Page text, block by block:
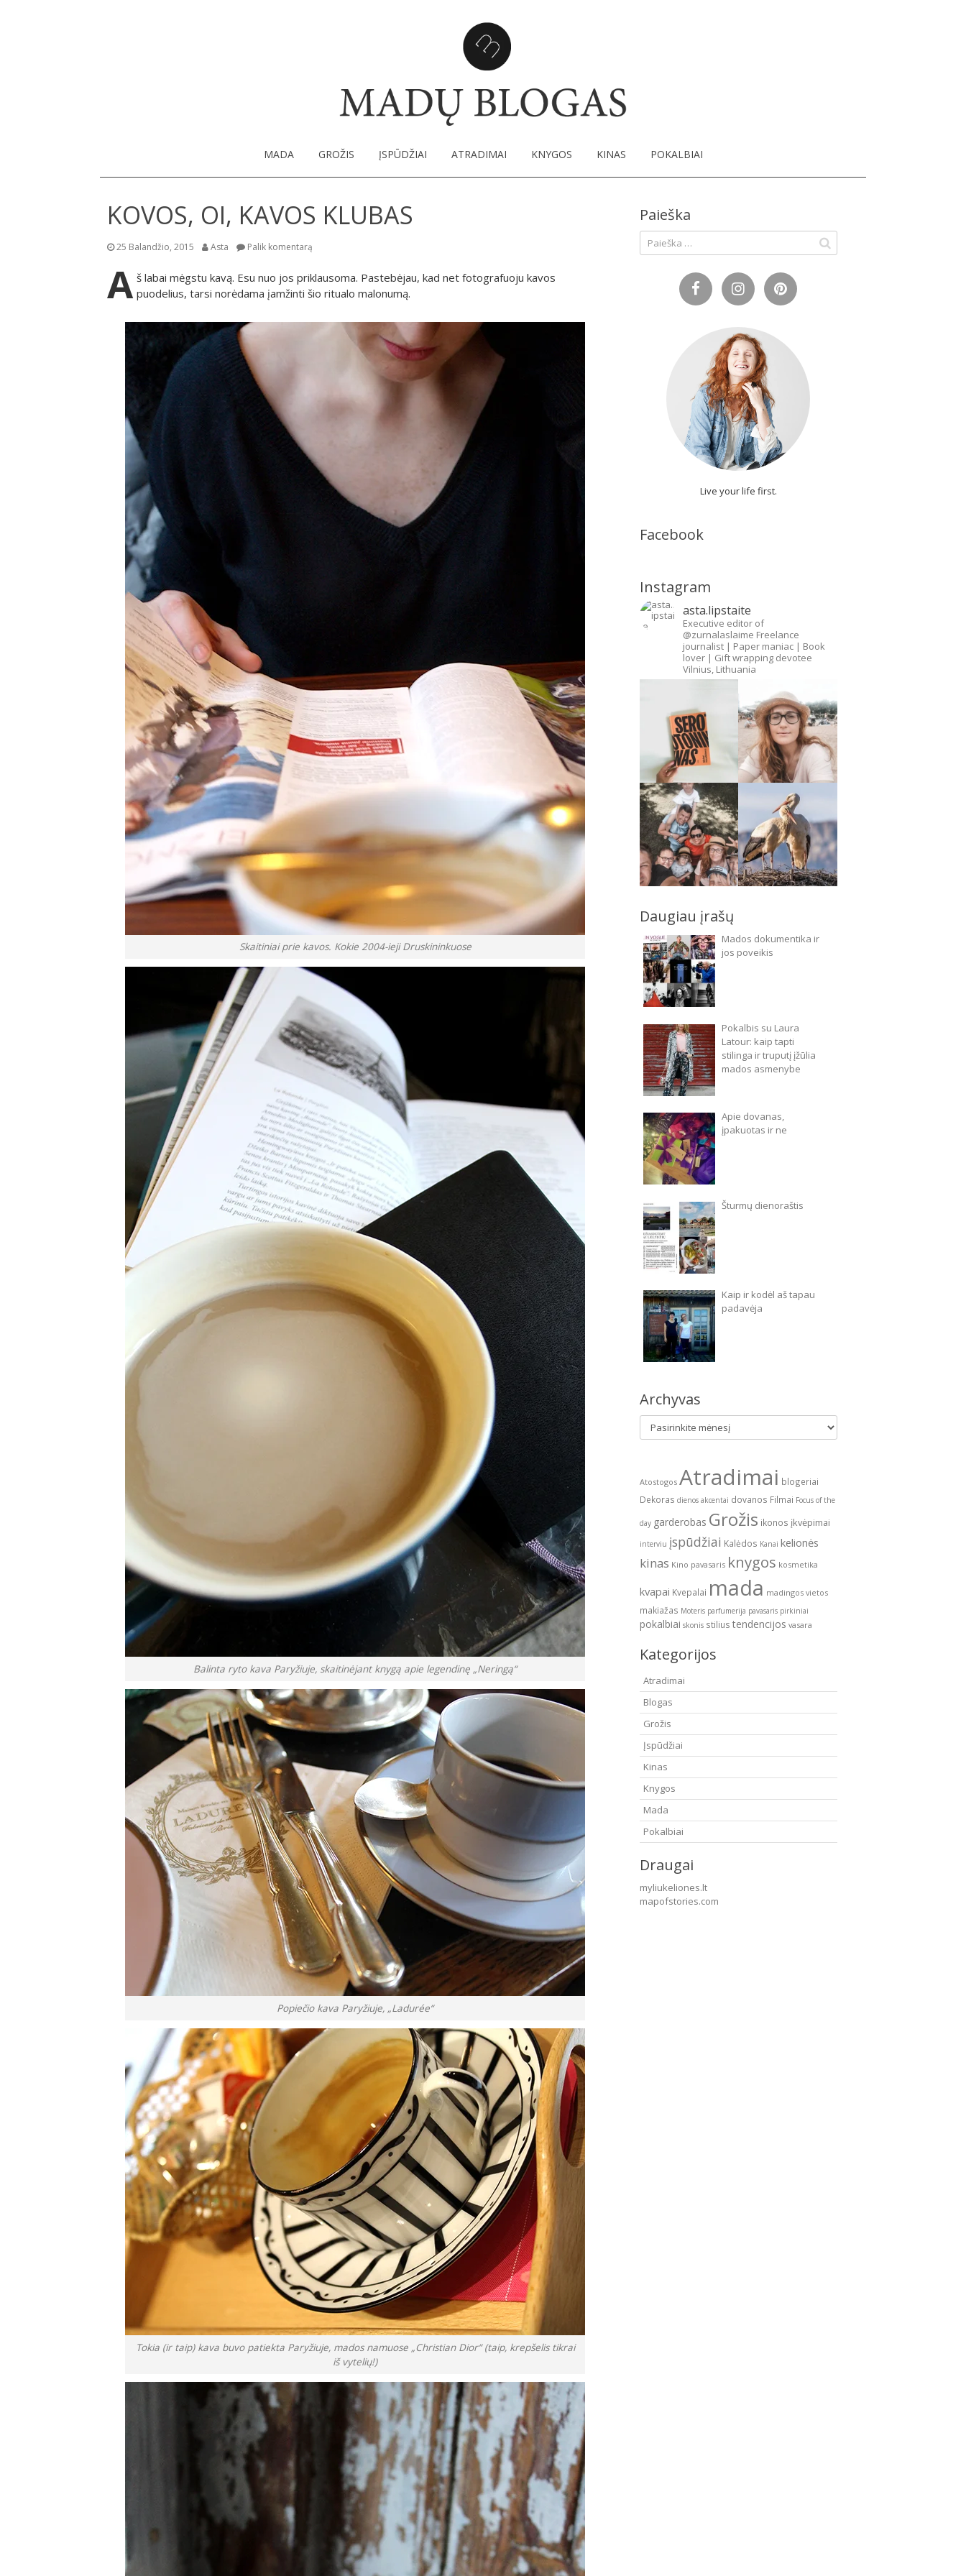
MADA GROŽIS ĮSPŪDŽIAI ATRADIMAI KNYGOS KINAS POKALBIAI
KOVOS, OI, KAVOS KLUBAS
25 Balandžio, 2015 Asta Palik komentarą
A š labai mėgstu kavą. Esu nuo jos priklausoma. Pastebėjau, kad net fotografuoju kavos
puodelius, tarsi norėdama įamžinti šio ritualo malonumą.
Skaitiniai prie kavos. Kokie 2004-ieji Druskininkuose
Balinta ryto kava Paryžiuje, skaitinėjant knygą apie legendinę „Neringą“
Popiečio kava Paryžiuje, „Ladurée“
Tokia (ir taip) kava buvo patiekta Paryžiuje, mados namuose „Christian Dior“ (taip, krepšelis tikrai
iš vytelių!)
Paieška
Ieškoti:
Live your life first.
Facebook
Instagram
asta.lipstaite
Executive editor of
@zurnalaslaime Freelance
journalist| Paper maniac | Book
lover | Gift wrapping devotee
Vilnius, Lithuania
Daugiau įrašų
Mados dokumentika ir
jos poveikis
Pokalbis su Laura
Latour: kaip tapti
stilinga ir truputį įžūlia
mados asmenybe
Apie dovanas,
įpakuotas ir ne
Šturmų dienoraštis
Kaip ir kodėl aš tapau
padavėja
Archyvas
Archyvas
Atostogos Atradimai blogeriai
Dekoras dienos akcentai dovanos Filmai Focus of the
day garderobas Grožis ikonos įkvėpimai
interviu įspūdžiai Kalėdos Kanai kelionės
kinas Kino pavasaris knygos kosmetika
kvapai Kvepalai mada madingos vietos
makiažas Moteris parfumerija pavasaris pirkiniai
pokalbiai skonis stilius tendencijos vasara
Kategorijos
Atradimai
Blogas
Grožis
Įspūdžiai
Kinas
Knygos
Mada
Pokalbiai
Draugai
myliukeliones.lt
mapofstories.com